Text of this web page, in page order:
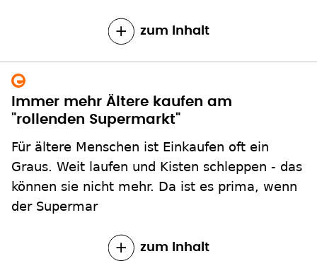
zum Inhalt
Immer mehr Ältere kaufen am
"rollenden Supermarkt"
Für ältere Menschen ist Einkaufen oft ein
Graus. Weit laufen und Kisten schleppen - das
können sie nicht mehr. Da ist es prima, wenn
der Supermar
zum Inhalt